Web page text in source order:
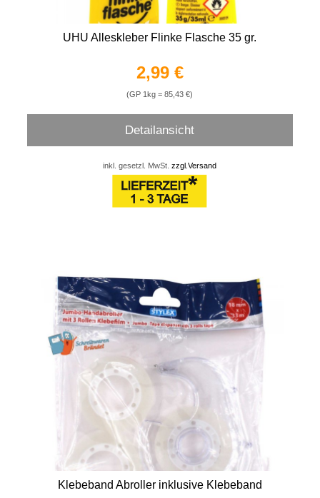
UHU Alleskleber Flinke Flasche 35 gr.
2,99 €
(GP 1kg = 85,43 €)
Detailansicht
inkl. gesetzl. MwSt.zzgl.Versand
Klebeband Abroller inklusive Klebeband